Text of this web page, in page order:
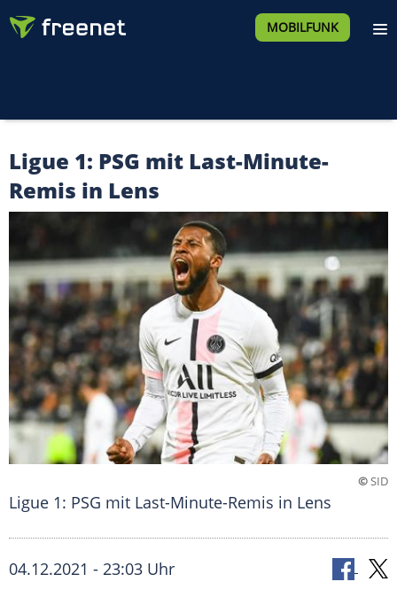
MOBILFUNK
Ligue 1: PSG mit Last-Minute-
Remis in Lens
©SID
Ligue 1: PSG mit Last-Minute-Remis in Lens
04.12.2021 - 23:03 Uhr